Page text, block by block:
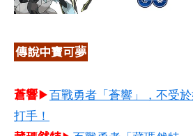
傳說中寶可夢
蒼響▶百戰勇者「蒼響」，不受
打手！